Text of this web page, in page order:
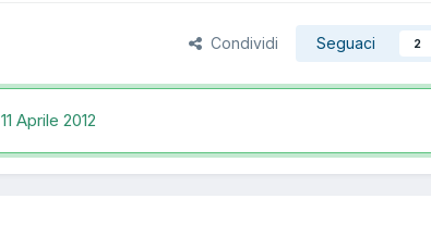
Condividi Seguaci 2
11 Aprile 2012